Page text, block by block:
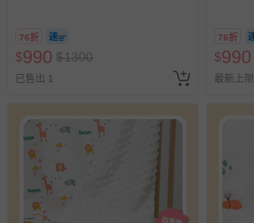
76折
$990 $1300
已售出 1
76折
$990
最新上架